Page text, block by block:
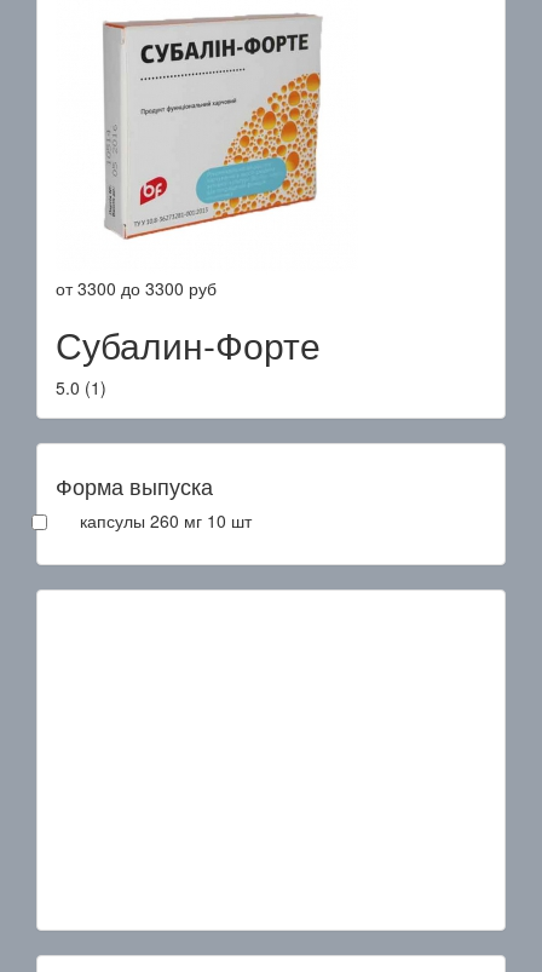
от3300 до 3300 руб
Субалин-Форте
5.0 (1)
Форма выпуска
капсулы 260 мг 10 шт